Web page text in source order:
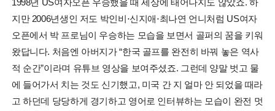
지만 2006년생인 저도 박인비⋅신지애⋅최나연 언니처럼 US여자
오픈에서 박 프로님이 우승하는 모습을 보면서 골퍼의 꿈을 키워
왔답니다. 처음엔 아버지가 “한국 골프를 완전히 바꿔 놓은 역사
적 순간”이라며 유튜브 영상을 보여주셨죠. 그런데 양말 벗고 물
에 들어가서 치는 것도 신기했고, 미국 간 지 얼마 안 되었을 때라
고 하던데 당당하게 경기하고 영어로 인터뷰하는 모습이 완전 멋